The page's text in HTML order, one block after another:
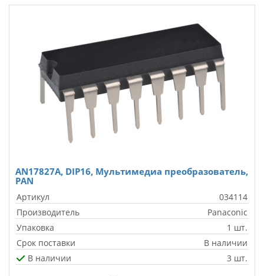
AN17827A, DIP16, Мультимедиа преобразователь,
PAN
Артикул
034114
Производитель
Panaconic
Упаковка
1 шт.
Срок поставки
В наличии
В наличии
3 шт.